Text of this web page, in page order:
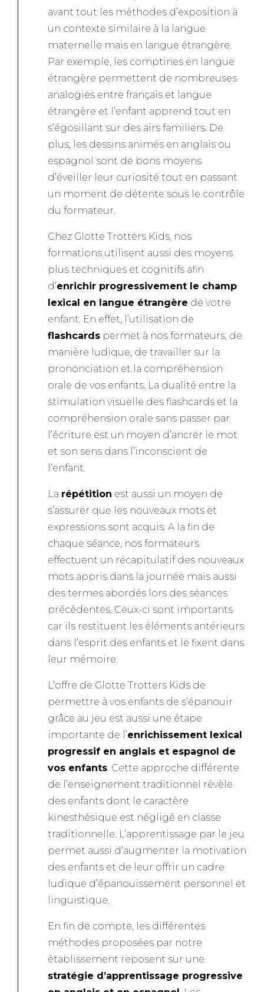
avant tout les méthodes d’exposition à
un contexte similaire à la langue
maternelle mais en langue étrangère.
Par exemple, les comptines en langue
étrangère permettent de nombreuses
analogies entre français et langue
étrangère et l’enfant apprend tout en
s’égosillant sur des airs familiers. De
plus, les dessins animés en anglais ou
espagnol sont de bons moyens
d’éveiller leur curiosité tout en passant
un moment de détente sous le contrôle
du formateur.
Chez Glotte Trotters Kids, nos
formations utilisent aussi des moyens
plus techniques et cognitifs afin
d’enrichir progressivement le champ
lexical en langue étrangère de votre
enfant. En effet, l’utilisation de
flashcardspermet à nos formateurs, de
manière ludique, de travailler sur la
prononciation et la compréhension
orale de vos enfants. La dualité entre la
stimulation visuelle des flashcards et la
compréhension orale sans passer par
l’écriture est un moyen d’ancrer le mot
et son sens dans l’inconscient de
l’enfant.
La répétition est aussi un moyen de
s’assurer que les nouveaux mots et
expressions sont acquis. A la fin de
chaque séance, nos formateurs
effectuent un récapitulatif des nouveaux
mots appris dans la journée mais aussi
des termes abordés lors des séances
précédentes. Ceux-ci sont importants
car ils restituent les éléments antérieurs
dans l’esprit des enfants et le fixent dans
leur mémoire.
L’offre de Glotte Trotters Kids de
permettre à vos enfants de s’épanouir
grâce au jeu est aussi une étape
importante de l’enrichissement lexical
progressif en anglais et espagnol de
vos enfants. Cette approche différente
de l’enseignement traditionnel révèle
des enfants dont le caractère
kinesthésique est négligé en classe
traditionnelle. L’apprentissage par le jeu
permet aussi d’augmenter la motivation
des enfants et de leur offrir un cadre
ludique d’épanouissement personnel et
linguistique.
En fin de compte, les différentes
méthodes proposées par notre
établissement reposent sur une
stratégie d’apprentissage progressive